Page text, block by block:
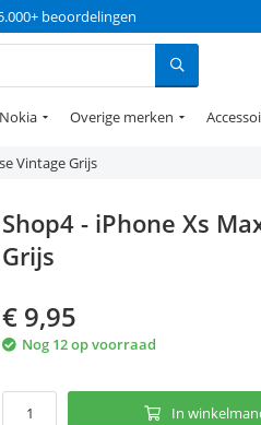
beoordelingen
Nokia Overige merken
Vintage Grijs
Shop4 - iPhone Xs
Grijs
€ 9,95
Nog 12 op voorraad
In